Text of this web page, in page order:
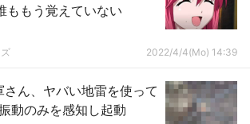
ももう覚えていない
2022/4/4(Mo) 14:39
さん、ヤバい地雷を使って
動のみを感知し起動